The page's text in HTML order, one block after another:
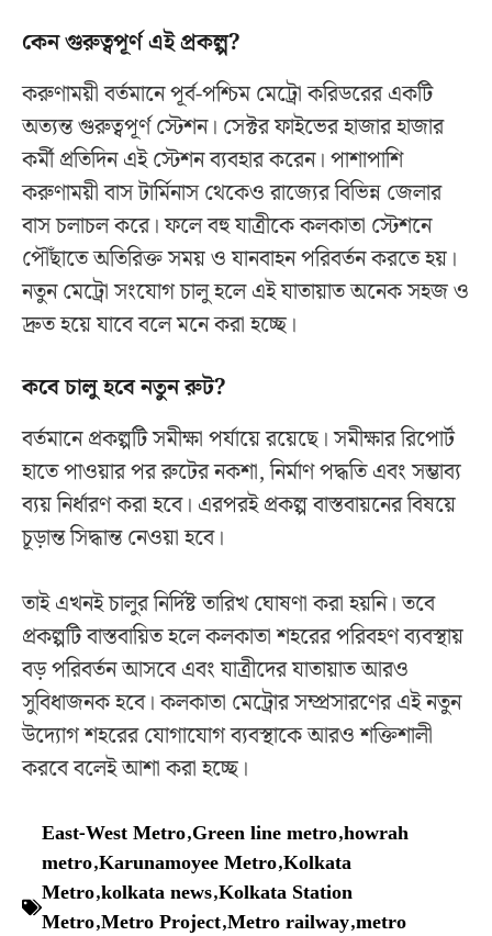
কেন গুরুত্বপূর্ণ এই প্রকল্প?
করুণাময়ী বর্তমানে পূর্ব-পশ্চিম মেট্রো করিডরের একটি
অত্যন্ত গুরুত্বপূর্ণ স্টেশন। সেক্টর ফাইভের হাজার হাজার
কর্মী প্রতিদিন এই স্টেশন ব্যবহার করেন। পাশাপাশি
করুণাময়ী বাস টার্মিনাস থেকেও রাজ্যের বিভিন্ন জেলার
বাস চলাচল করে। ফলে বহু যাত্রীকে কলকাতা স্টেশনে
পৌঁছাতে অতিরিক্ত সময় ও যানবাহন পরিবর্তন করতে হয়।
নতুন মেট্রো সংযোগ চালু হলে এই যাতায়াত অনেক সহজ ও
দ্রুত হয়ে যাবে বলে মনে করা হচ্ছে।
কবে চালু হবে নতুন রুট?
বর্তমানে প্রকল্পটি সমীক্ষা পর্যায়ে রয়েছে। সমীক্ষার রিপোর্ট
হাতে পাওয়ার পর রুটের নকশা, নির্মাণ পদ্ধতি এবং সম্ভাব্য
ব্যয় নির্ধারণ করা হবে। এরপরই প্রকল্প বাস্তবায়নের বিষয়ে
চূড়ান্ত সিদ্ধান্ত নেওয়া হবে।
তাই এখনই চালুর নির্দিষ্ট তারিখ ঘোষণা করা হয়নি। তবে
প্রকল্পটি বাস্তবায়িত হলে কলকাতা শহরের পরিবহণ ব্যবস্থায়
বড় পরিবর্তন আসবে এবং যাত্রীদের যাতায়াত আরও
সুবিধাজনক হবে। কলকাতা মেট্রোর সম্প্রসারণের এই নতুন
উদ্যোগ শহরের যোগাযোগ ব্যবস্থাকে আরও শক্তিশালী
করবে বলেই আশা করা হচ্ছে।
East-West Metro,Green line metro,howrah
metro,Karunamoyee Metro,Kolkata
Metro,kolkata news,Kolkata Station
Metro,Metro Project,Metro railway,metro